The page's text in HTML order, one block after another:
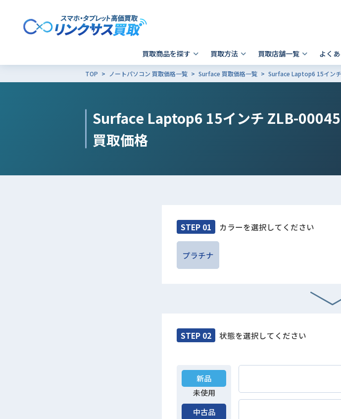
買取商品を探す
- Xperia
- Galaxy
- Pixel
その他ブランド
- Galaxy Tab
-
買取方法 買取店舗一覧
- 品川 ウィング高輪店
よく
TOP ノートパソコン 買取価格一覧 Surface 買取価格一覧 Surface Laptop6 15イン
Surface Laptop6 15インチ ZLB-
買取価格
STEP 01 カラーを選択してください
プラチナ
STEP 02 状態を選択してください
新品
未使用
中古品